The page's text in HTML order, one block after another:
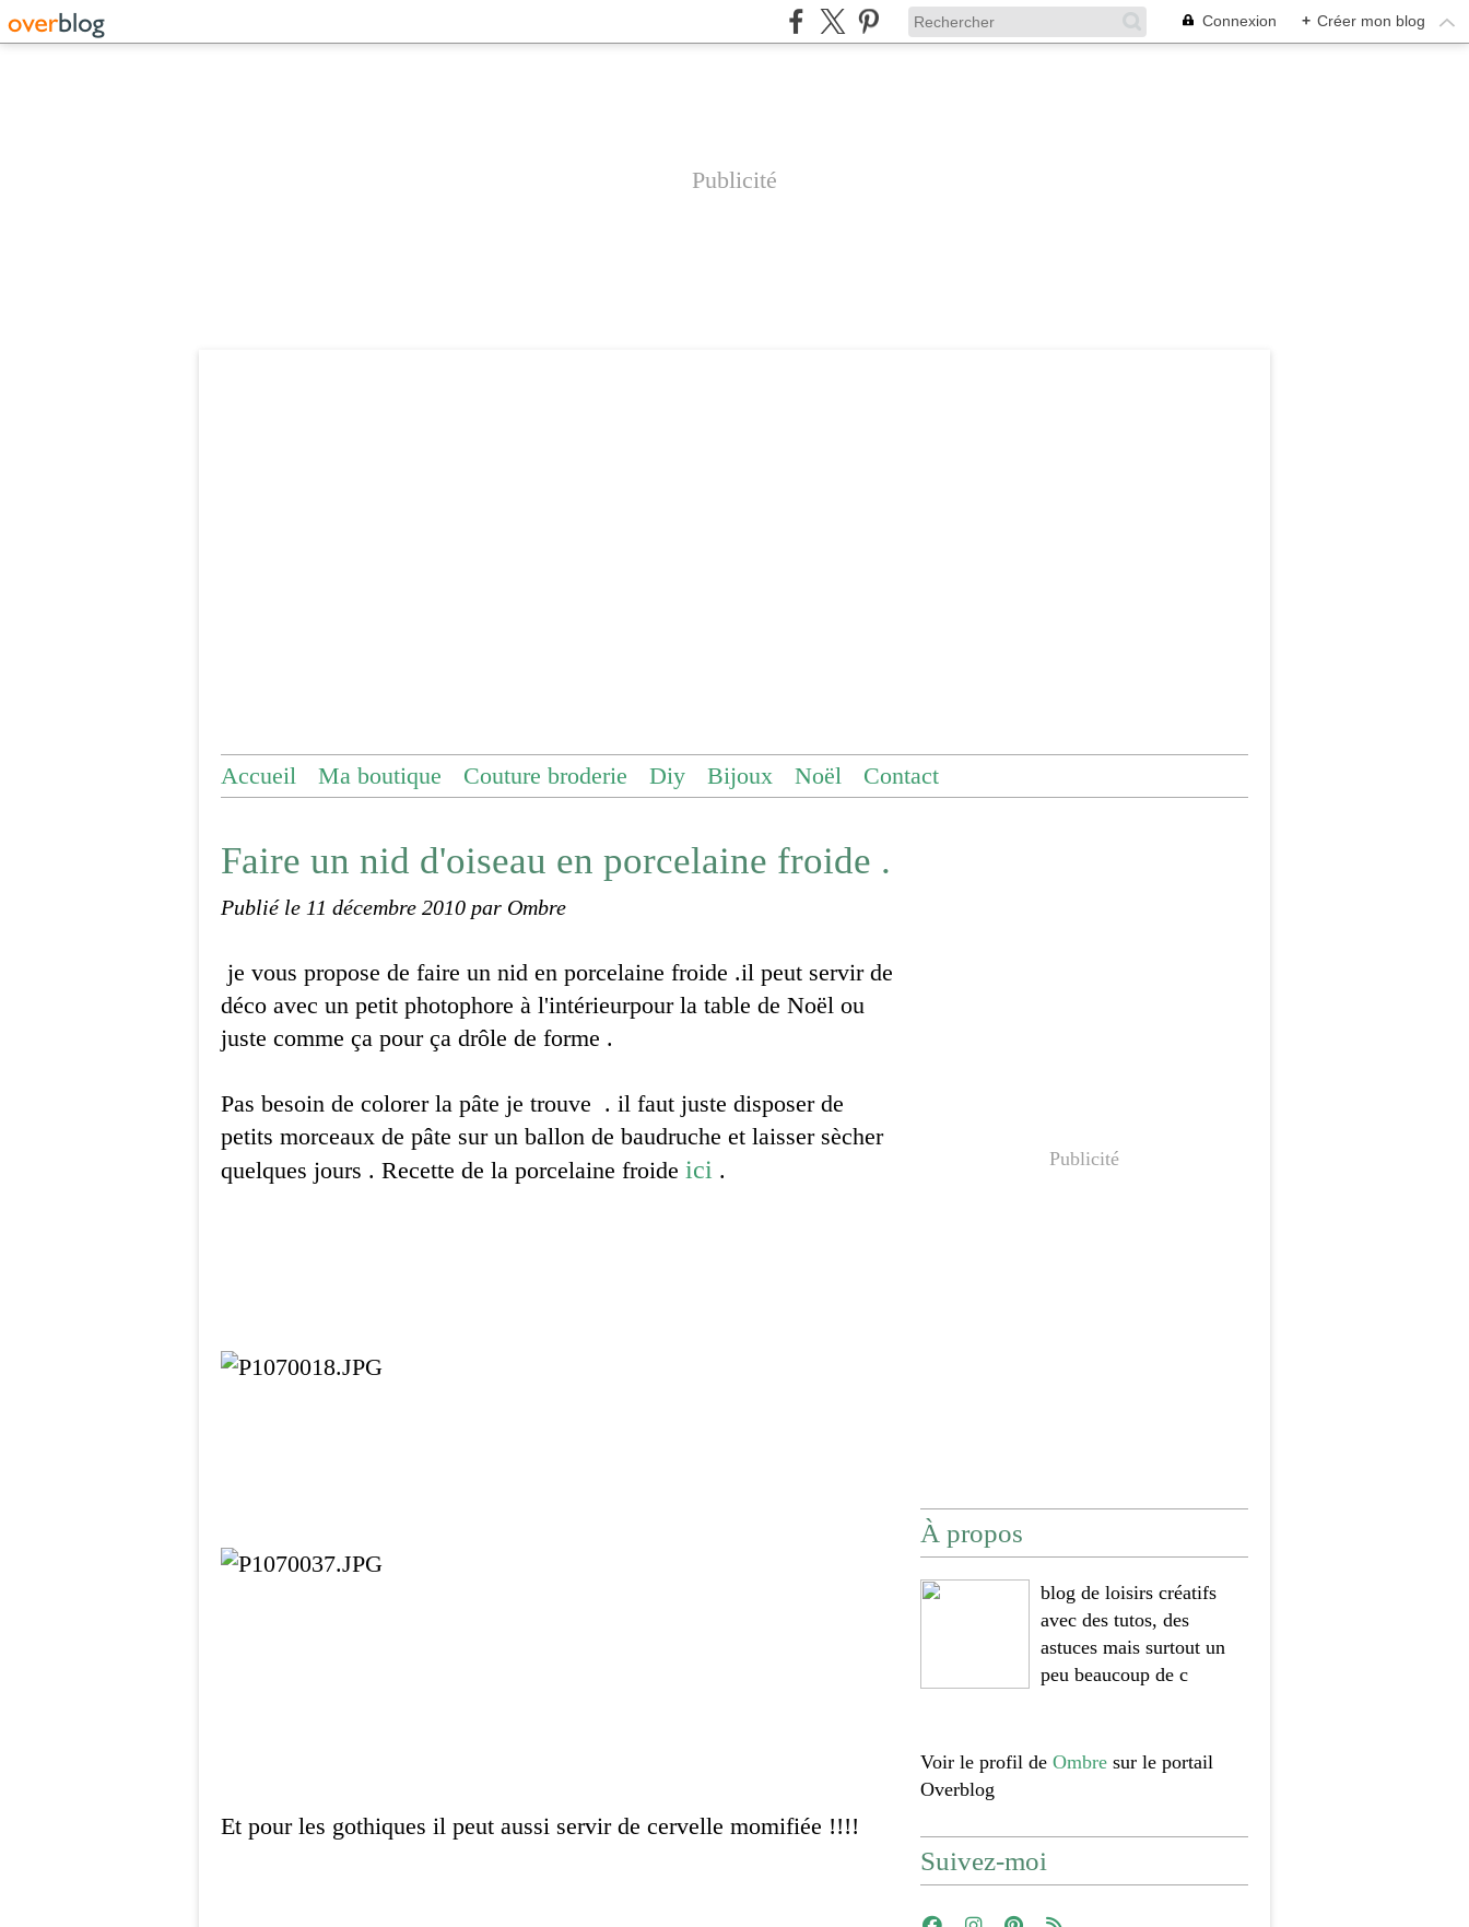
Connexion + Créer mon blog
Publicité
Accueil Ma boutique Couture broderie Diy Bijoux Noël Contact
Faire un nid d'oiseau en porcelaine froide .
Publié le 11 décembre 2010 par Ombre
je vous propose de faire un nid en porcelaine froide .il peut servir de
déco avec un petit photophore à l'intérieurpour la table de Noël ou
juste comme ça pour ça drôle de forme .
Pas besoin de colorer la pâte je trouve . il faut juste disposer de
petits morceaux de pâte sur un ballon de baudruche et laisser sècher
quelques jours . Recette de la porcelaine froide ici .
Et pour les gothiques il peut aussi servir de cervelle momifiée !!!!
Publicité
À propos
blog de loisirs créatifs
avec des tutos, des
astuces mais surtout un
peu beaucoup de c
Voir le profil de Ombre sur le portail
Overblog
Suivez-moi